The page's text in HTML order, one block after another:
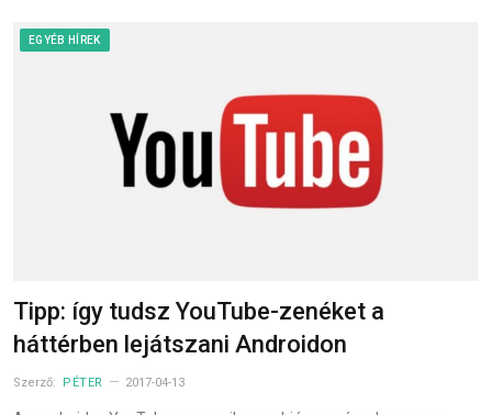
EGYÉB HÍREK
Tipp: így tudsz YouTube-zenéket a
háttérben lejátszani Androidon
Szerző: PÉTER 2017-04-13